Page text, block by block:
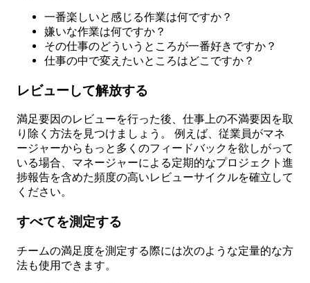
一番楽しいと感じる作業は何ですか？
嫌いな作業は何ですか？
その仕事のどういうところが一番好きですか？
仕事の中で変えたいところはどこですか？
レビューして解放する
満足要因のレビューを行った後、仕事上の不満要因を取
り除く方法を見つけましょう。 例えば、従業員がマネ
ージャーからもっと多くのフィードバックを欲しがって
いる場合、マネージャーによる定期的なプロジェクト進
捗報告を含めた頻度の高いレビューサイクルを確立して
ください。
すべてを測定する
チームの満足度を測定する際には次のような定量的な方
法も使用できます。